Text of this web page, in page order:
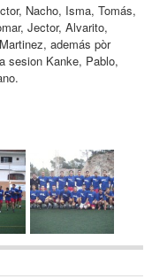
Nacho, Isma, Tomás,
Jector, Alvarito,
además pòr
sesion Kanke, Pablo,